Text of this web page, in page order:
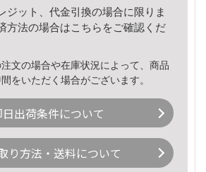
ジット、代金引換の場合に限りま
方法の場合はこちら をご確認くだ
文の場合や在庫状況によって、商品
をいただく場合がございます。
日出荷条件について
り方法・送料について